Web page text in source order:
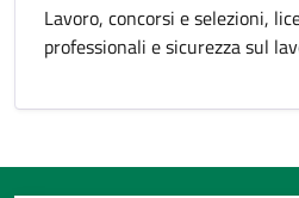
Lavoro, concorsi e selezioni,
professionali e sicurezza sul